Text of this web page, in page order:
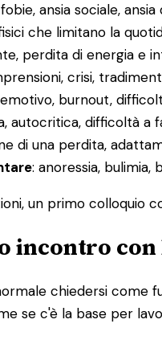
ansia sociale,
che limitano la
perdita di energia e
crisi,
burnout,
autocritica, difficoltà a
di una perdita,
: anoressia,
un primo colloquio
incontro
chiedersi come
se c'è la base per